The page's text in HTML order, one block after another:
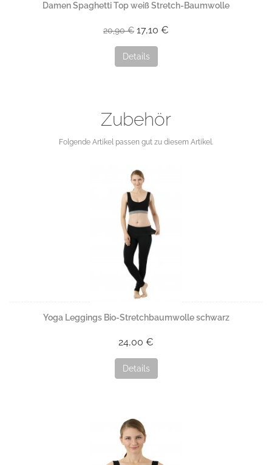
Damen Spaghetti Top weiß Stretch-Baumwolle
20,90 € 17,10 €
Details
Zubehör
Folgende Artikel passen gut zu diesem Artikel.
Yoga Leggings Bio-Stretchbaumwolle schwarz
24,00 €
Details